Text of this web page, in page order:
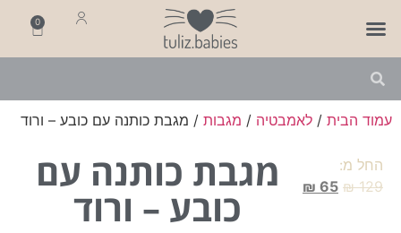
0
עמוד הבית / לאמבטיה / מגבות / מגבת כותנה עם כובע – ורוד
מגבת כותנה עם
כובע – ורוד
החל מ:
₪129
₪ 65